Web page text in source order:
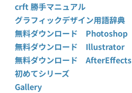
crft 勝手マニュアル
グラフィックデザイン用語辞典
無料ダウンロード Photoshop
無料ダウンロード Illustrator
無料ダウンロード AfterEffects
初めてシリーズ
Gallery